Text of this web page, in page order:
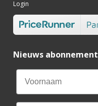
Login
Nieuws abonnement